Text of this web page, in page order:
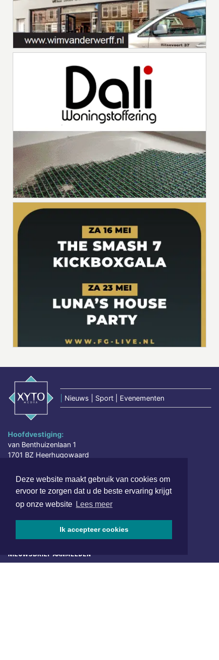
Deze website maakt gebruik van cookies om
ervoor te zorgen dat u de beste ervaring krijgt
op onze website Lees meer
Ik accepteer cookies
Nieuws | Sport | Evenementen
Hoofdvestiging:
van Benthuizenlaan 1
1701 BZ Heerhugowaard
www.xyto.nl
NIEUWSBRIEF AANMELDEN